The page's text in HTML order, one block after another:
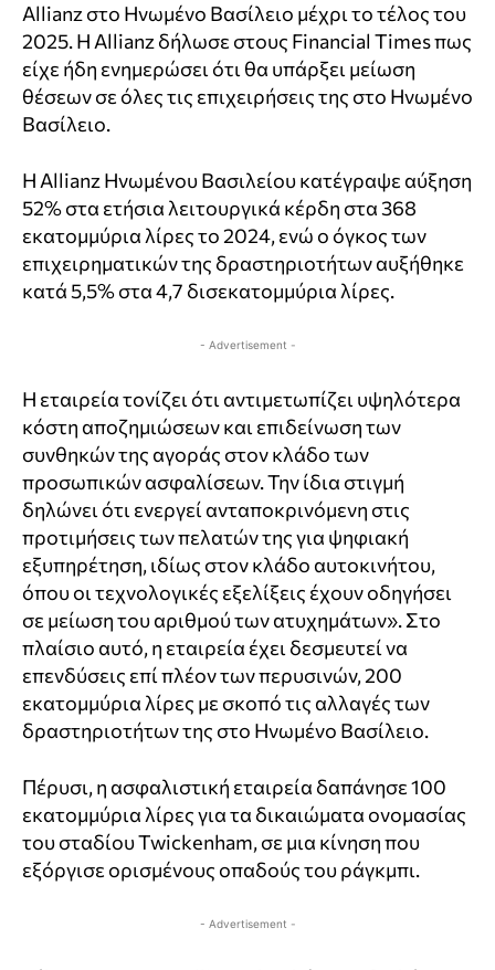
Allianz στο Ηνωμένο Βασίλειο μέχρι το τέλος του
2025. Η Allianz δήλωσε στους Financial Times πως
είχε ήδη ενημερώσει ότι θα υπάρξει μείωση
θέσεων σε όλες τις επιχειρήσεις της στο Ηνωμένο
Βασίλειο.
Η Allianz Ηνωμένου Βασιλείου κατέγραψε αύξηση
52% στα ετήσια λειτουργικά κέρδη στα 368
εκατομμύρια λίρες το 2024, ενώ ο όγκος των
επιχειρηματικών της δραστηριοτήτων αυξήθηκε
κατά 5,5% στα 4,7 δισεκατομμύρια λίρες.
- Advertisement -
Η εταιρεία τονίζει ότι αντιμετωπίζει υψηλότερα
κόστη αποζημιώσεων και επιδείνωση των
συνθηκών της αγοράς στον κλάδο των
προσωπικών ασφαλίσεων. Την ίδια στιγμή
δηλώνει ότι ενεργεί ανταποκρινόμενη στις
προτιμήσεις των πελατών της για ψηφιακή
εξυπηρέτηση, ιδίως στον κλάδο αυτοκινήτου,
όπου οι τεχνολογικές εξελίξεις έχουν οδηγήσει
σε μείωση του αριθμού των ατυχημάτων». Στο
πλαίσιο αυτό, η εταιρεία έχει δεσμευτεί να
επενδύσεις επί πλέον των περυσινών, 200
εκατομμύρια λίρες με σκοπό τις αλλαγές των
δραστηριοτήτων της στο Ηνωμένο Βασίλειο.
Πέρυσι, η ασφαλιστική εταιρεία δαπάνησε 100
εκατομμύρια λίρες για τα δικαιώματα ονομασίας
του σταδίου Twickenham, σε μια κίνηση που
εξόργισε ορισμένους οπαδούς του ράγκμπι.
- Advertisement -